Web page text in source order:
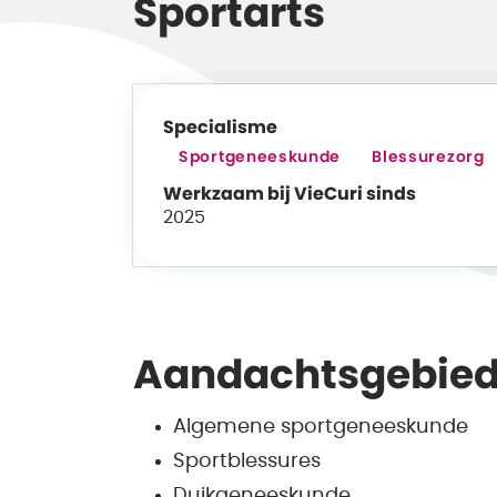
Sportarts
Specialisme
Sportgeneeskunde Blessurezorg
Werkzaam bij VieCuri sinds
2025
Algemene sportgeneeskunde
Sportblessures